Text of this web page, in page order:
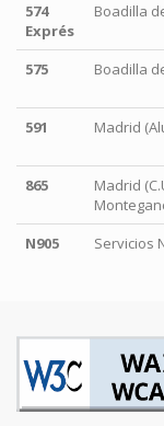
574
Exprés
Boadilla
575 Boadilla
591 Madrid
865
Madrid
N905 Servicios